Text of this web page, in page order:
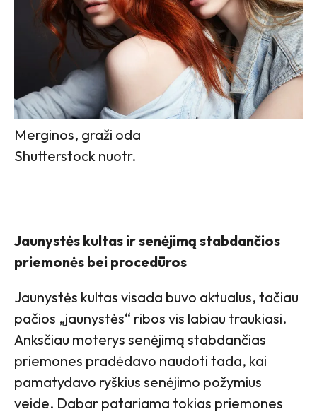
Merginos, graži oda
Shutterstock nuotr.
Jaunystės kultas ir senėjimą stabdančios
priemonės bei procedūros
Jaunystės kultas visada buvo aktualus, tačiau
pačios „jaunystės“ ribos vis labiau traukiasi.
Anksčiau moterys senėjimą stabdančias
priemones pradėdavo naudoti tada, kai
pamatydavo ryškius senėjimo požymius
veide. Dabar patariama tokias priemones